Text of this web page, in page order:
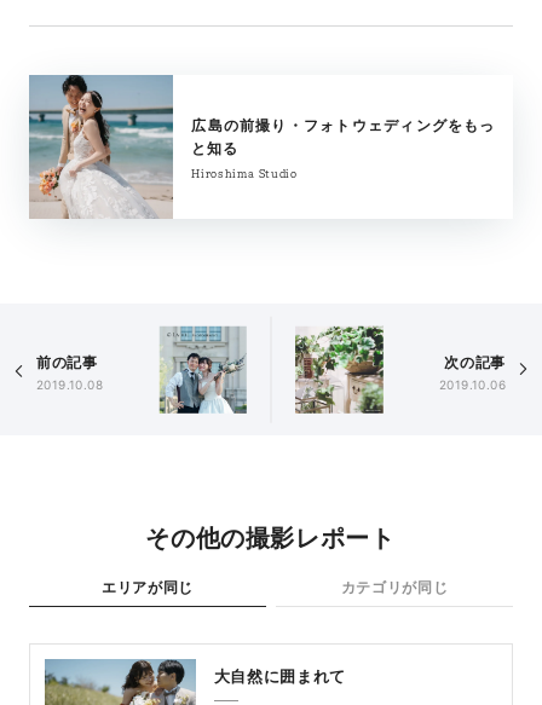
広島の前撮り・フォトウェディングをもっ
と知る
Hiroshima Studio
前の記事
2019.10.08
次の記事
2019.10.06
その他の撮影レポート
エリアが同じ カテゴリが同じ
大自然に囲まれて